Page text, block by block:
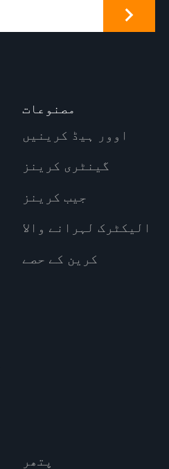
مصنوعات
اوور ہیڈ کرینیں
گینٹری کرینز
جیب کرینز
الیکٹرک لہرانے والا
کرین کے حصے
پتھر